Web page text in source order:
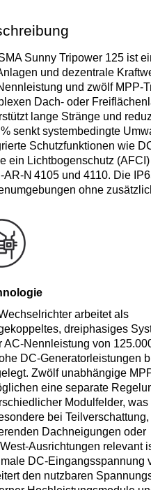
Sunny Tripower 125 ist
und dezentrale
und zwölf
Dach- oder
lange Stränge und
senkt systembedingte
Schutzfunktionen wie
ein Lichtbogenschutz
4105 und 4110. Die
ohne
arbeitet als
dreiphasiges
AC‑Nennleistung von
DC‑Generatorleistungen
Zwölf unabhängige
eine separate
Modulfelder, was
bei Teilverschattung,
Dachneigungen oder
West‑Ausrichtungen relevant
DC‑Eingangsspannung
den nutzbaren